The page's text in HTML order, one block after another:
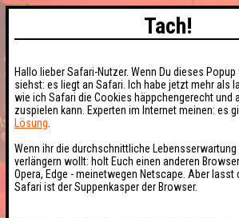
Tach!
Hallo lieber Safari-Nutzer. Wenn Du dieses
siehst: es liegt an Safari. Ich habe jetzt mehr als
wie ich Safari die Cookies häppchengerecht und
zuspielen kann. Experten im Internet meinen: es
Lösung
Wenn ihr die durchschnittliche
verlängern wollt: holt Euch einen anderen
Opera, Edge - meinetwegen Netscape. Aber lasst
Safari ist der Suppenkasper der Browser.